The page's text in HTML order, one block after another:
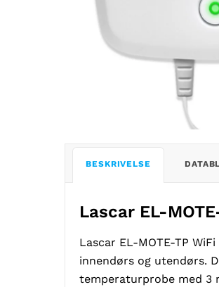
BESKRIVELSE
Lascar EL-
Lascar EL-MOTE-TP
innendørs og utendørs.
temperaturprobe med 3